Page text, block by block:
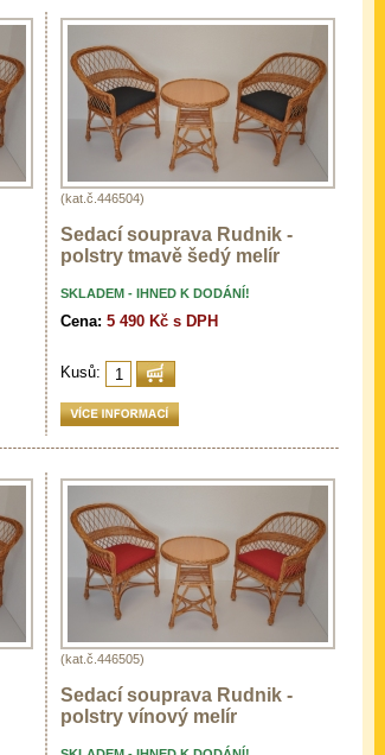
(kat.č.446504)
Sedací souprava Rudnik -
polstry tmavě šedý melír
SKLADEM - IHNED K DODÁNÍ!
Cena: 5 490 Kč s DPH
Kusů:
(kat.č.446505)
Sedací souprava Rudnik -
polstry vínový melír